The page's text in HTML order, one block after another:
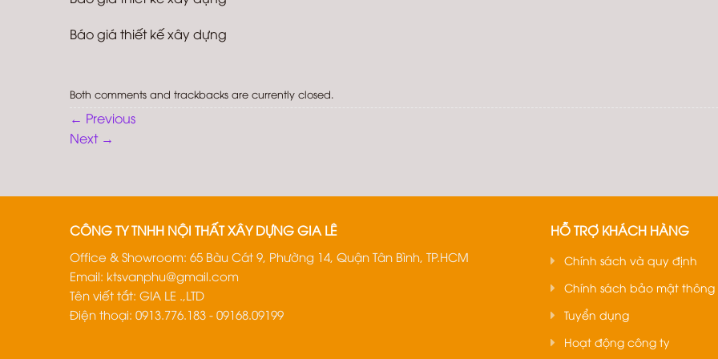
Báo giá thiết kế xây dựng
Both comments and trackbacks are currently closed.
← Previous
Next →
CÔNG TY TNHH NỘI THẤT XÂY DỰNG GIA LÊ
Office & Showroom: 65 Bàu Cát 9, Phường 14, Quận Tân Bình, TP.HCM
Email: ktsvanphu@gmail.com
Tên viết tắt: GIA LE .,LTD
Điện thoại: 0913.776.183 - 09168.09199
HỖ TRỢ KHÁCH HÀNG
Chính sách và quy định
Chính sách bảo mật thông
Tuyển dụng
Hoạt động công ty